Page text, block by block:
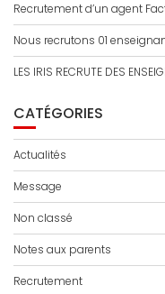
Recrutement d’un agent
Nous recrutons 01
LES IRIS RECRUTE DES
CATÉGORIES
Actualités
Message
Non classé
Notes aux parents
Recrutement